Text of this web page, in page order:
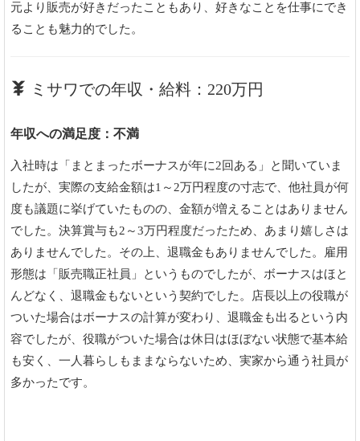
元より販売が好きだったこともあり、好きなことを仕事にでき
ることも魅力的でした。
ミサワでの年収・給料：220万円
年収への満足度：不満
入社時は「まとまったボーナスが年に2回ある」と聞いていま
したが、実際の支給金額は1～2万円程度の寸志で、他社員が何
度も議題に挙げていたものの、金額が増えることはありません
でした。決算賞与も2～3万円程度だったため、あまり嬉しさは
ありませんでした。その上、退職金もありませんでした。雇用
形態は「販売職正社員」というものでしたが、ボーナスはほと
んどなく、退職金もないという契約でした。店長以上の役職が
ついた場合はボーナスの計算が変わり、退職金も出るという内
容でしたが、役職がついた場合は休日はほぼない状態で基本給
も安く、一人暮らしもままならないため、実家から通う社員が
多かったです。